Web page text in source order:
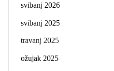
svibanj 2026
svibanj 2025
travanj 2025
ožujak 2025